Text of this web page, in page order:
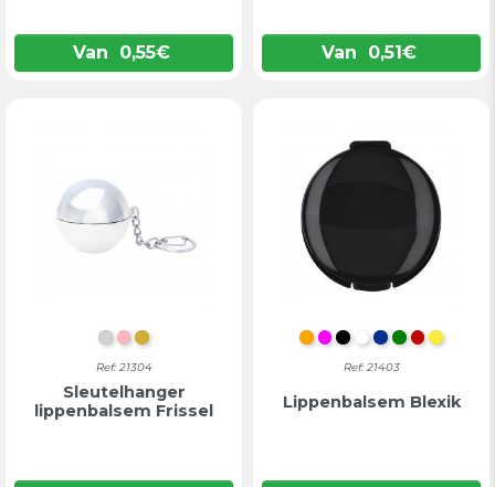
Van 0,55€ Van 0,51€
ZILVER
ROZEGOUD
Ref: 21304
Sleutelhanger
lippenbalsem Frissel
ORANJE
FUCHSIA
ZWART
WITBLAUW
GROEN
ROOD
GEEL
Ref: 21403
Lippenbalsem Blexik